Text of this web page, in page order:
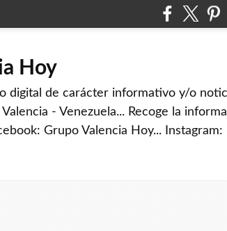
Hoy
digital de carácter informativo y/o
- Venezuela... Recoge la
Grupo Valencia Hoy... Instagram: